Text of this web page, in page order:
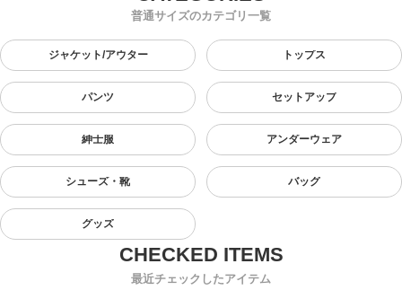
普通サイズのカテゴリ一覧
ジャケット/アウター トップス
パンツ セットアップ
紳士服 アンダーウェア
シューズ・靴 バッグ
グッズ
最近チェックしたアイテム